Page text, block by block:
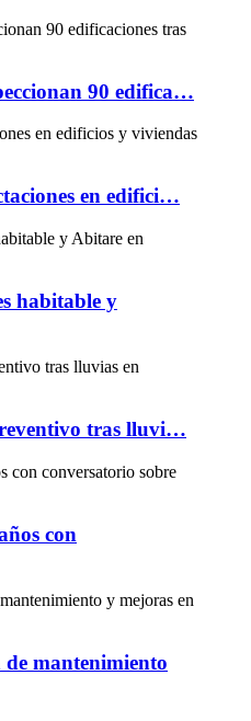
90 edifica…
en edifici…
habitable y
tras lluvi…
con
mantenimiento